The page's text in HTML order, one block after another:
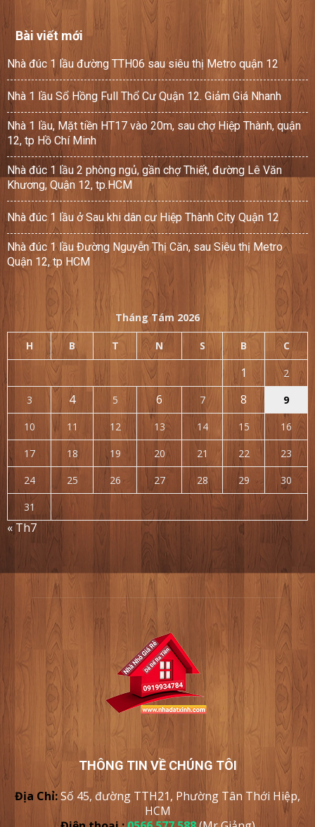
Bài viết mới
Nhà đúc 1 lầu đường TTH06 sau siêu thị Metro quận 12
Nhà 1 lầu Sổ Hồng Full Thổ Cư Quận 12. Giảm Giá Nhanh
Nhà 1 lầu, Mặt tiền HT17 vào 20m, sau chợ Hiệp Thành, quận
12, tp Hồ Chí Minh
Nhà đúc 1 lầu 2 phòng ngủ, gần chợ Thiết, đường Lê Văn
Khương, Quận 12, tp.HCM
Nhà đúc 1 lầu ở Sau khi dân cư Hiệp Thành City Quận 12
Nhà đúc 1 lầu Đường Nguyễn Thị Căn, sau Siêu thị Metro
Quận 12, tp HCM
Tháng Tám 2026
H B T N S B C
1
2
3
4 5 6 7 8
9
10
11 12 13 14 15
16
17
18 19 20 21 22
23
24
25 26 27 28 29
30
31
« Th7
THÔNG TIN VỀ CHÚNG TÔI
Địa Chỉ:Số 45, đường TTH21, Phường Tân Thới Hiệp,
HCM